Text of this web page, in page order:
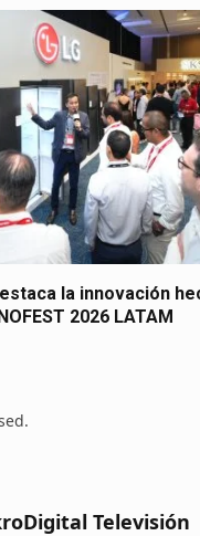
la innovación
2026 LATAM
Televisión